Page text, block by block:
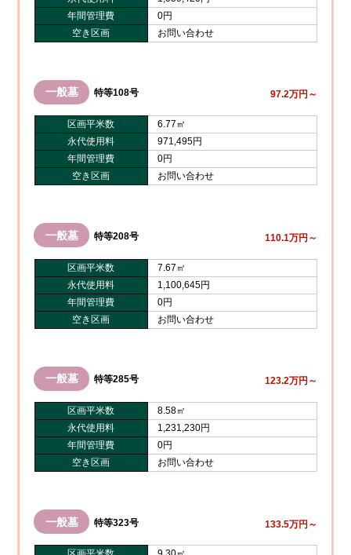
年間管理費
0円
空き区画
お問い合わせ
一般墓 特等108号 97.2万円～
区画平米数
6.77㎡
永代使用料
971,495円
年間管理費
0円
空き区画
お問い合わせ
一般墓 特等208号 110.1万円～
区画平米数
7.67㎡
永代使用料
1,100,645円
年間管理費
0円
空き区画
お問い合わせ
一般墓 特等285号 123.2万円～
区画平米数
8.58㎡
永代使用料
1,231,230円
年間管理費
0円
空き区画
お問い合わせ
一般墓 特等323号 133.5万円～